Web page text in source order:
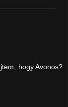
hogy Avonos?